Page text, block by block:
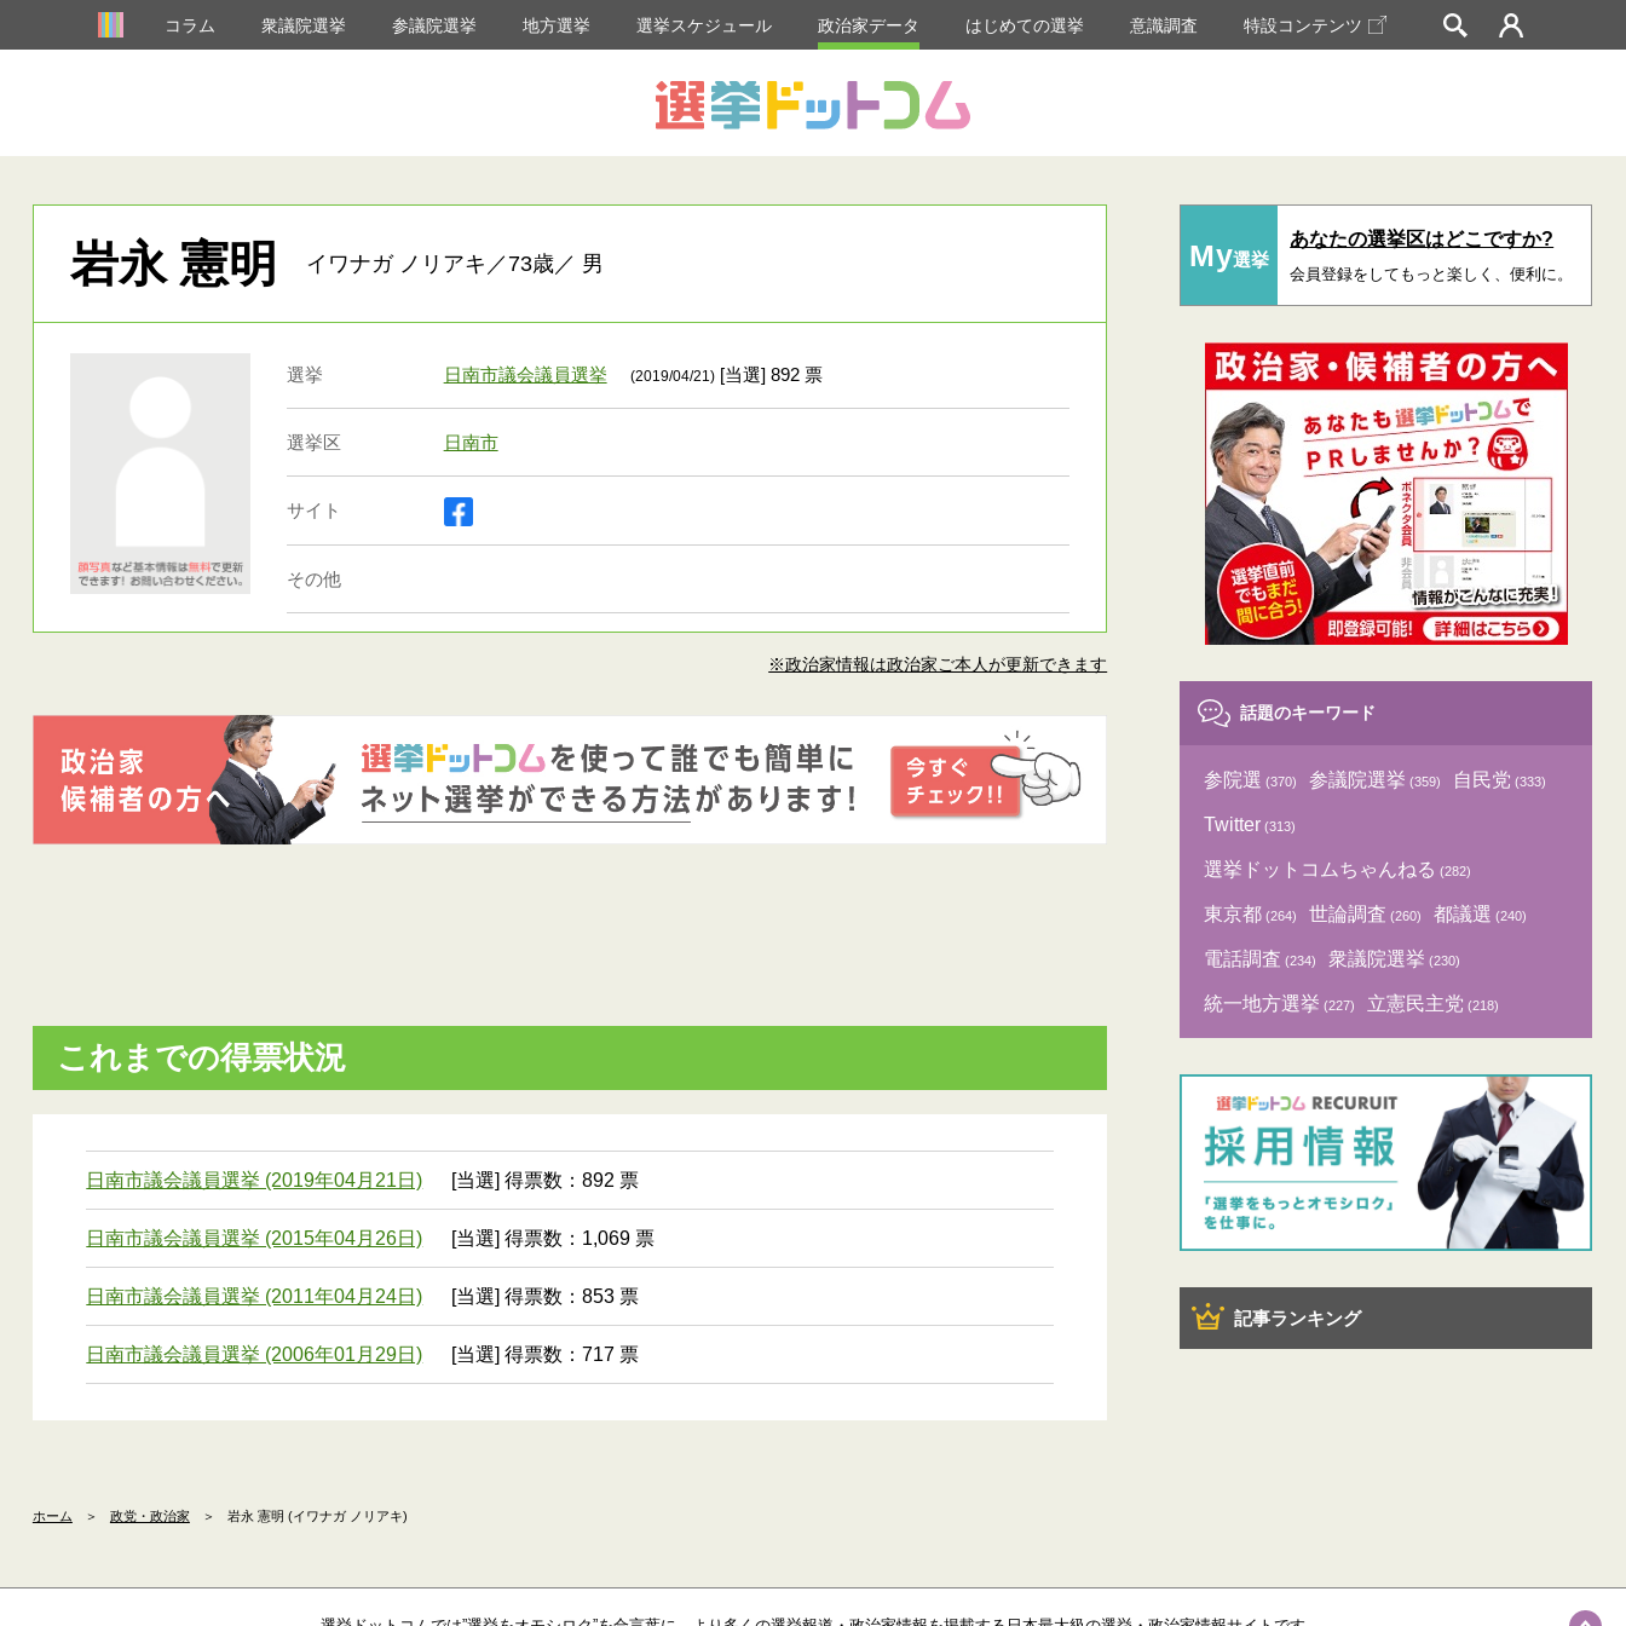
コラム 衆議院選挙 参議院選挙 地方選挙 選挙スケジュール 政治家データ はじめての選挙 意識調査 特設コンテンツ
岩永 憲明 イワナガ ノリアキ／73歳／ 男
選挙 日南市議会議員選挙 (2019/04/21)[当選] 892 票
選挙区 日南市
サイト
その他
※政治家情報は政治家ご本人が更新できます
これまでの得票状況
日南市議会議員選挙 (2019年04月21日) [当選] 得票数：892 票
日南市議会議員選挙 (2015年04月26日) [当選] 得票数：1,069 票
日南市議会議員選挙 (2011年04月24日) [当選] 得票数：853 票
日南市議会議員選挙 (2006年01月29日) [当選] 得票数：717 票
My選挙
あなたの選挙区はどこですか?
会員登録をしてもっと楽しく、便利に。
話題のキーワード
参院選 (370) 参議院選挙 (359) 自民党 (333)
Twitter (313)
選挙ドットコムちゃんねる (282)
東京都 (264) 世論調査 (260) 都議選 (240)
電話調査 (234) 衆議院選挙 (230)
統一地方選挙 (227) 立憲民主党 (218)
記事ランキング
ホーム ＞ 政党・政治家 ＞ 岩永 憲明 (イワナガ ノリアキ)